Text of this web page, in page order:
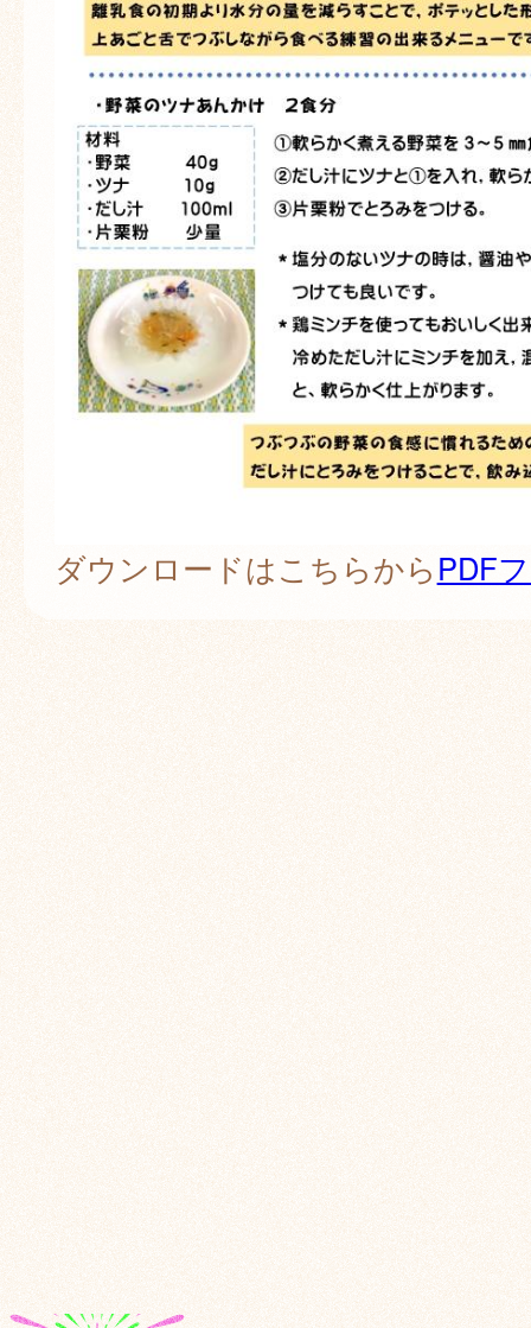
ダウンロードはこちらからPDF